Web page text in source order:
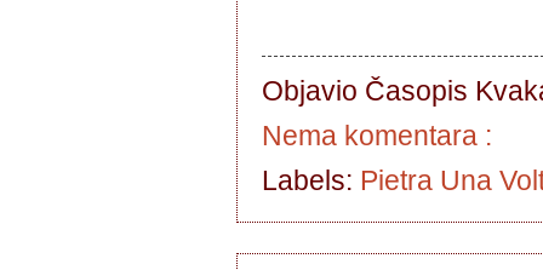
Objavio Časopis
Nema komentara :
Labels: Pietra Una